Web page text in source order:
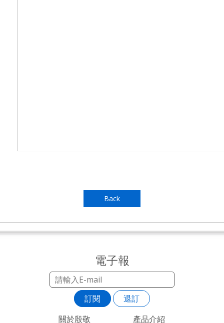
Back
關於殷敬 產品介紹
電子報
訂閱 退訂